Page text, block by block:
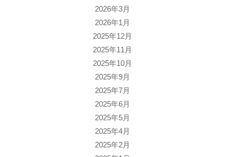
2026年3月
2026年1月
2025年12月
2025年11月
2025年10月
2025年9月
2025年7月
2025年6月
2025年5月
2025年4月
2025年2月